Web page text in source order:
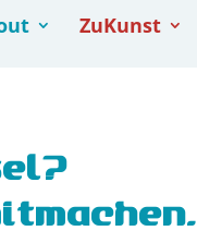
ZuKunst